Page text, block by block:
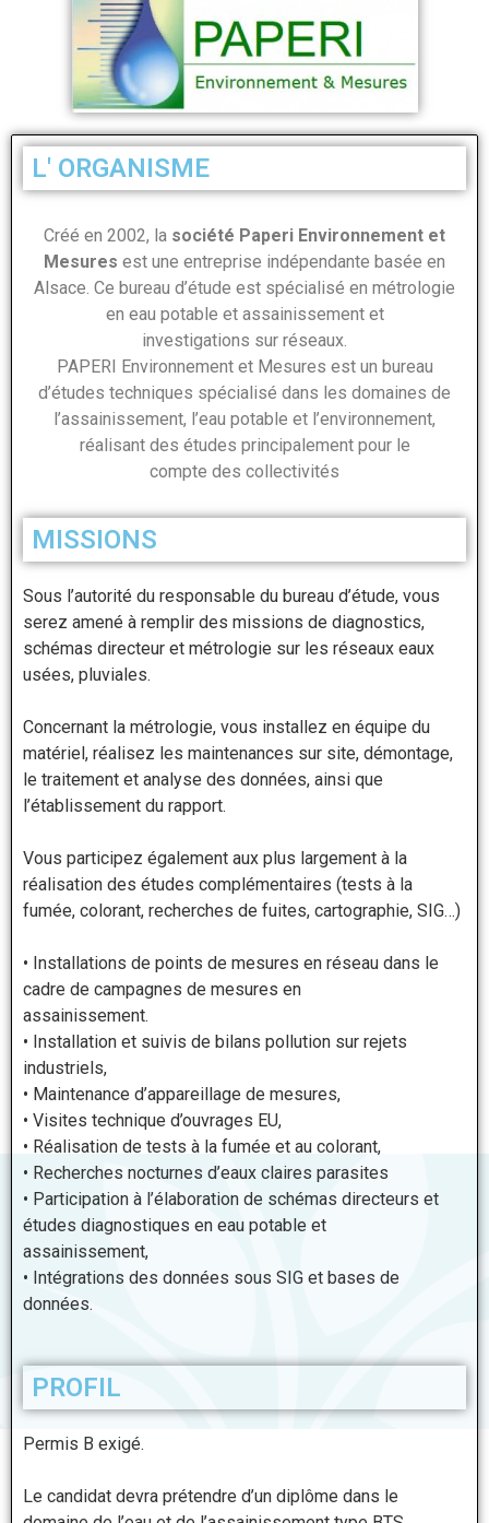
L' ORGANISME
Créé en 2002, la société Paperi Environnement et
Mesures est une entreprise indépendante basée en
Alsace. Ce bureau d’étude est spécialisé en métrologie
en eau potable et assainissement et
investigations sur réseaux.
PAPERI Environnement et Mesures est un bureau
d’études techniques spécialisé dans les domaines de
l’assainissement, l’eau potable et l’environnement,
réalisant des études principalement pour le
compte des collectivités
MISSIONS
Sous l’autorité du responsable du bureau d’étude, vous
serez amené à remplir des missions de diagnostics,
schémas directeur et métrologie sur les réseaux eaux
usées, pluviales.
Concernant la métrologie, vous installez en équipe du
matériel, réalisez les maintenances sur site, démontage,
le traitement et analyse des données, ainsi que
l’établissement du rapport.
Vous participez également aux plus largement à la
réalisation des études complémentaires (tests à la
fumée, colorant, recherches de fuites, cartographie, SIG…)
• Installations de points de mesures en réseau dans le
cadre de campagnes de mesures en
assainissement.
• Installation et suivis de bilans pollution sur rejets
industriels,
• Maintenance d’appareillage de mesures,
• Visites technique d’ouvrages EU,
• Réalisation de tests à la fumée et au colorant,
• Recherches nocturnes d’eaux claires parasites
• Participation à l’élaboration de schémas directeurs et
études diagnostiques en eau potable et
assainissement,
• Intégrations des données sous SIG et bases de
données.
PROFIL
Permis B exigé.
Le candidat devra prétendre d’un diplôme dans le